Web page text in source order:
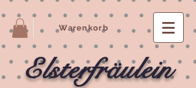
Warenkorb
Elsterfräulein